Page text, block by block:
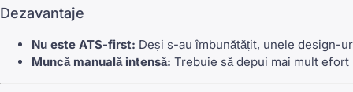
Dezavantaje
Nu este ATS-first: Deși s-au îmbunătățit, unele design-
Muncă manuală intensă: Trebuie să depui mai mult